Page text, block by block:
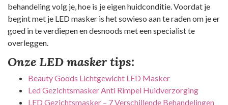
behandeling volg je, hoe is je eigen huidconditie. Voordat je
begint met je LED masker is het sowieso aan te raden om je er
goed in te verdiepen en desnoods met een specialist te
overleggen.
Onze LED masker tips:
Beauty Goods Lichtgewicht LED Masker
Led Gezichtsmasker Anti Rimpel Huidverzorging
LED Gezichtsmasker – 7 Verschillende Behandelingen